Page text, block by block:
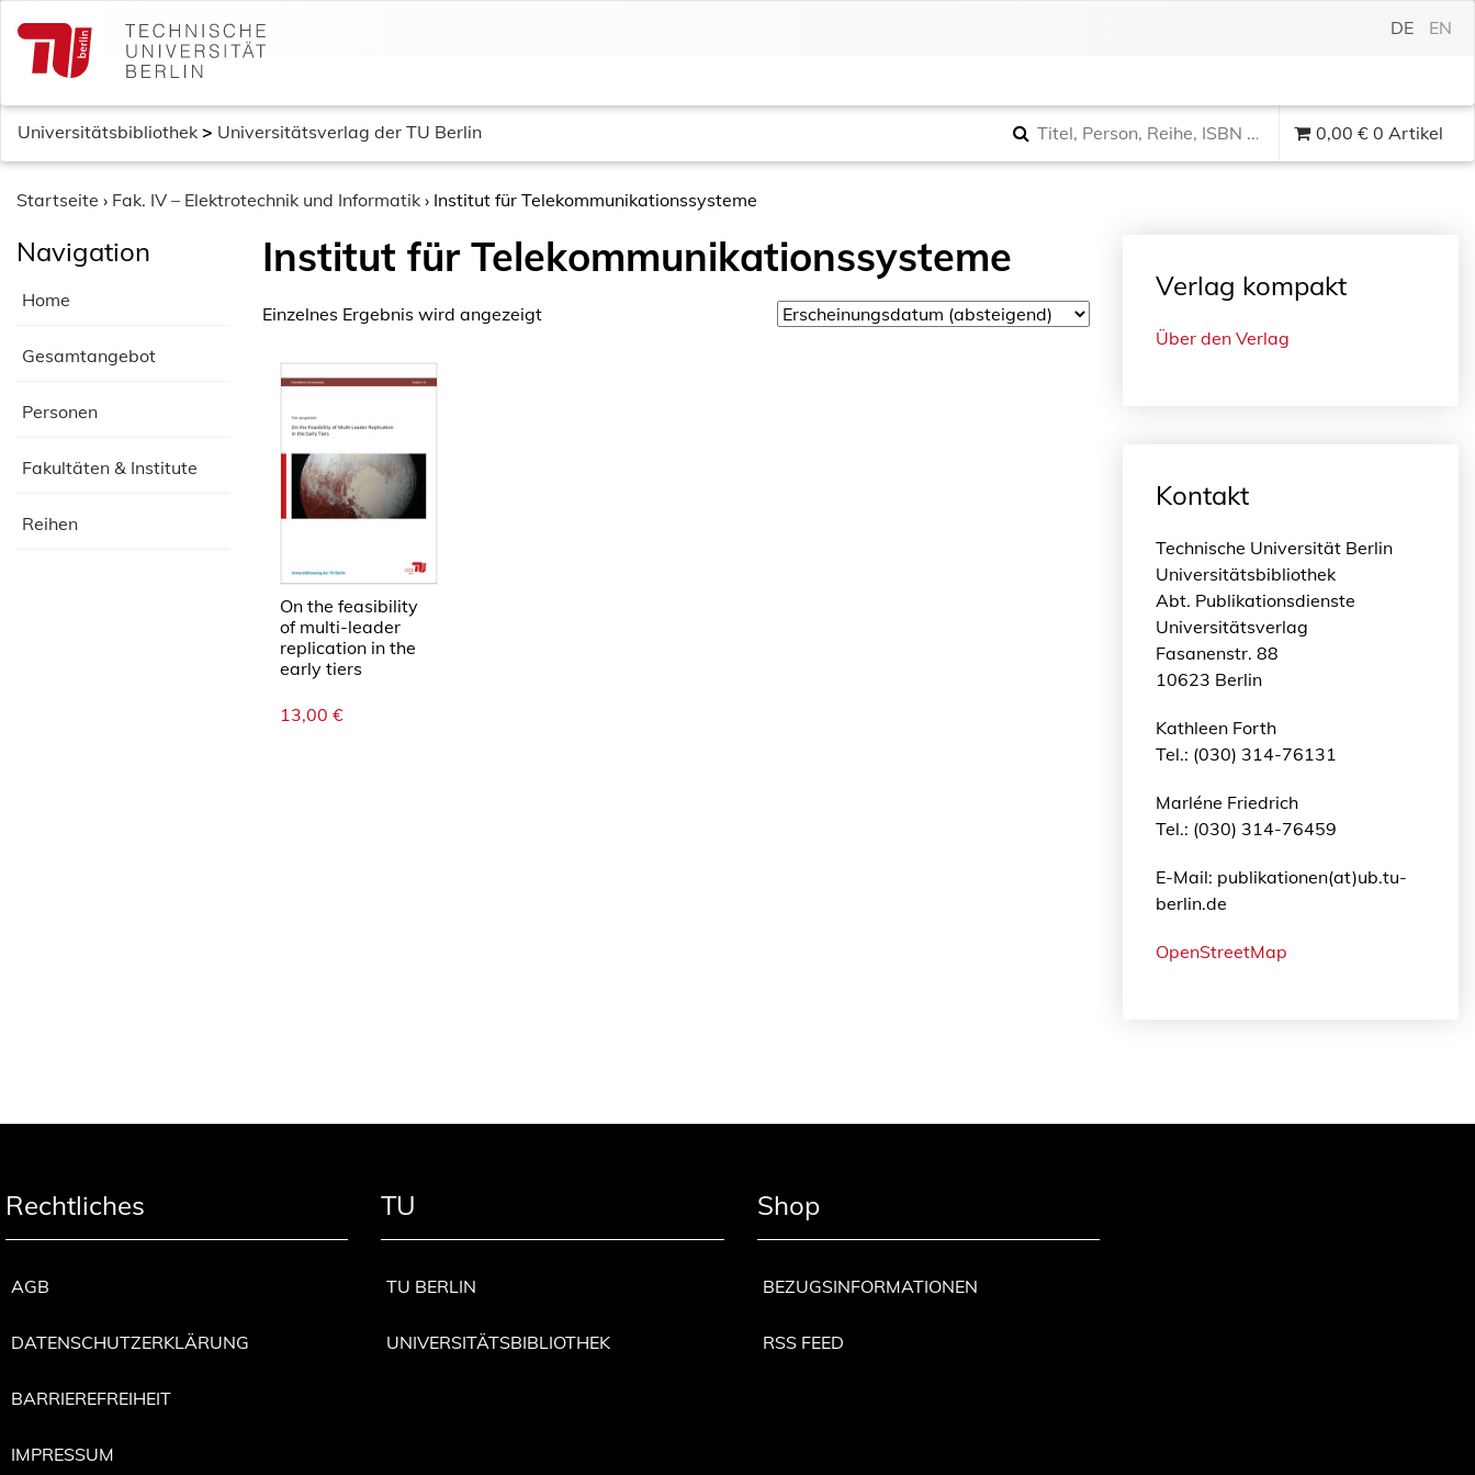
c
DE EN
Universitätsbibliothek > Universitätsverlag der TU Berlin 0,00 € 0 Artikel
Startseite › Fak. IV – Elektrotechnik und Informatik › Institut für Telekommunikationssysteme
Navigation
Home
Gesamtangebot
Personen
Fakultäten & Institute
Reihen
Institut für Telekommunikationssysteme
Einzelnes Ergebnis wird angezeigt
On the feasibility
of multi-leader
replication in the
early tiers
13,00 €
Verlag kompakt
Über den Verlag
Kontakt
Technische Universität Berlin
Universitätsbibliothek
Abt. Publikationsdienste
Universitätsverlag
Fasanenstr. 88
10623 Berlin
Kathleen Forth
Tel.: (030) 314-76131
Marléne Friedrich
Tel.: (030) 314-76459
E-Mail: publikationen(at)ub.tu-
berlin.de
OpenStreetMap
Rechtliches
AGB
DATENSCHUTZERKLÄRUNG
BARRIEREFREIHEIT
IMPRESSUM
TU
TU BERLIN
UNIVERSITÄTSBIBLIOTHEK
Shop
BEZUGSINFORMATIONEN
RSS FEED